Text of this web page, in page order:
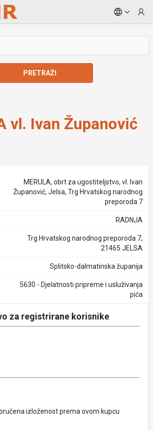
PRETRAŽI
vl. Ivan Županović
MERULA, obrt za ugostiteljstvo, vl. Ivan
Županović, Jelsa, Trg Hrvatskog narodnog
preporoda 7
RADNJA
Trg Hrvatskog narodnog preporoda 7,
21465 JELSA
Splitsko-dalmatinska županija
5630 - Djelatnosti pripreme i usluživanja
pića
za registrirane korisnike
izloženost prema ovom kupcu